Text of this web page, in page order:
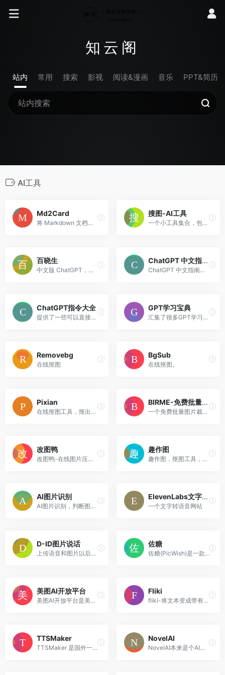
知云阁
站内 常用 搜索 影视 阅读&漫画 音乐 PPT&简历
AI工具
Md2Card
将 Markdown 文档转换为精美的知识卡片
搜图-AI工具
一个小工具集合，包含很多图片绘画工具。
百晓生
中文版 ChatGPT，需办理会员使用，支持 AI 创作，AI 绘画，角色扮演等，更多好玩技巧等你来发现！
ChatGPT 中文指南项目
ChatGPT 中文指南项目旨在帮...
ChatGPT指令大全
提供了一些可以直接复制的提问模板。
GPT学习宝典
汇集了很多GPT学习案例、工具和学习资料。
Removebg
在线抠图
BgSub
在线抠图。
Pixian
在线抠图工具，抠出来的图片无需注册无需登录即可高清下载。
BIRME-免费批量图片裁剪网站
一个免费批量图片裁剪工具网站。
改图鸭
改图鸭-在线图片压缩、图片编辑、图片格式转换工具
趣作图
趣作图，抠图工具，专注于人像、宠物、汽车等物品的智能抠图，具备透明背景、场景切换、证件照制作等功能，是UP主、微商、淘宝店家、运营人员和产品美术必备的图片编辑器。
AI图片识别
AI图片识别，判断图片是否AI生成，只需上传图片即可分辨真假。
ElevenLabs文字转语音
一个文字转语音网站
D-ID图片说话
上传语音和图片以后，能让图片开口说话。
佐糖
佐糖(PicWish)是一款免费的智能AI图像处理平台，支持在线抠图、去水印、模糊照片变清晰、无损放大、图片裁剪、图片压缩和黑白照片上色等功能，一键就能制作出精美图片，提高图片编辑效率。
美图AI开放平台
美图AI开放平台是美图公司推出的AI服务平台，专注于人脸技术、人体技术、图像识别、图像处理、图像生成等核心领域，为客户提供经市场验证的专业AI算法服务和解决方案。
Fliki
fliki-将文本变成带有AI声音的视频，一个国外的AI文本转声音网站
TTSMaker
TTSMaker 是国外一款完全免费的在线文字转语音工具，支持无限使用，包括商业用途。超过200种AI语音，支持中文、英文、法文、德文、西班牙文、阿拉伯文、日文、韩文、越南文等多种...
NovelAI
NovelAI本来是个AI写文章的网站，今年用p站上的图训练了二次元专属的AI模型。相对于一些通用的AI绘画生成器来说，novelai在二次元图上更加的准确。